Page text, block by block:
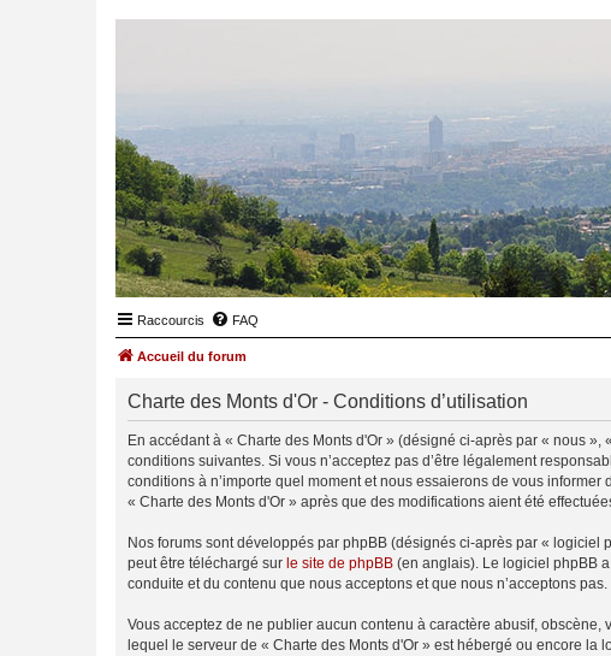
Raccourcis FAQ
Accueil du forum
Charte des Monts d'Or - Conditions d’utilisation
En accédant à « Charte des Monts d'Or » (désigné ci-après par « nous
conditions suivantes. Si vous n’acceptez pas d’être légalement
conditions à n’importe quel moment et nous essaierons de vous
« Charte des Monts d'Or » après que des modifications aient été
Nos forums sont développés par phpBB (désignés ci-après par «
peut être téléchargé sur le site de phpBB (en anglais). Le logiciel phpBB
conduite et du contenu que nous acceptons et que nous n’acceptons
Vous acceptez de ne publier aucun contenu à caractère abusif,
lequel le serveur de « Charte des Monts d'Or » est hébergé ou encore